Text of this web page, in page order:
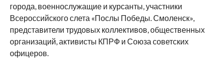
города, военнослужащие и курсанты, участники
Всероссийского слета «Послы Победы. Смоленск»,
представители трудовых коллективов, общественных
организаций, активисты КПРФ и Союза советских
офицеров.